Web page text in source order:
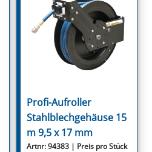
Profi-Aufroller
Stahlblechgehäuse 15
m 9,5 x 17 mm
Artnr: 94383 | Preis pro Stück